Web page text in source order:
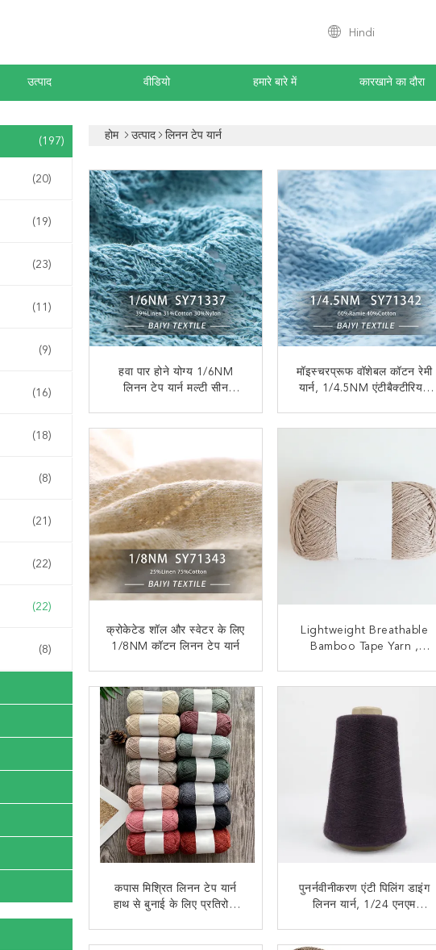
Hindi
उत्पाद वीडियो हमारे बारे में कारखाने का दौरा
(197)
(20)
(19)
(23)
(11)
(9)
(16)
(18)
(8)
(21)
(22)
(22)
(8)
होम उत्पाद लिनन टेप यार्न
हवा पार होने योग्य 1/6NM
लिनन टेप यार्न मल्टी सीन
अब से संपर्क करें
मॉइस्चरप्रूफ वॉशेबल कॉटन रेमी
यार्न, 1/4.5NM एंटीबैक्टीरियल
अब से संपर्क करें
क्रोकेटेड शॉल और स्वेटर के लिए
1/8NM कॉटन लिनन टेप यार्न
अब से संपर्क करें
Lightweight Breathable
Bamboo Tape Yarn ,
अब से संपर्क करें
कपास मिश्रित लिनन टेप यार्न
हाथ से बुनाई के लिए प्रतिरोधी
अब से संपर्क करें
पुनर्नवीनीकरण एंटी पिलिंग डाइंग
लिनन यार्न, 1/24 एनएम
अब से संपर्क करें